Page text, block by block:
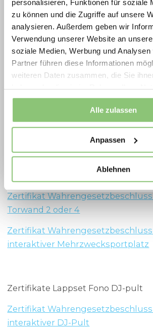
personalisieren, Funktionen für soziale
zu können und die Zugriffe auf unsere
analysieren. Außerdem geben wir
Verwendung unserer Website an
soziale Medien, Werbung und
Partner führen diese Informationen
weiteren Daten zusammen, die Sie
gesammelt haben.
Alle zulassen
Anpassen
Ablehnen
Zertifikate Lappset Sutu
Zertifikat
Zertifikat Wahrengesetzbeschluss
interaktive Torwand und Spielfeld
Zertifikat Wahrengesetzbeschluss
interaktiver Torwand
Zertifikate Lappset Toro
Zertifikat
Torwand 2 oder 4
Zertifikat Wahrengesetzbeschluss
interaktiver Mehrzwecksportplatz
Zertifikate Lappset Fono DJ-pult
Zertifikat Wahrengesetzbeschluss
interaktiver DJ-Pult
und Betreiber von extra scharf
Preisen auf langlebige, geprüfte
Spielplatzlösungen ideal für
Erneuerung und
Jetzt Aktionsprodukte sichern
nutzen
Movement for every heartbeat.
Spielplatzoffensive